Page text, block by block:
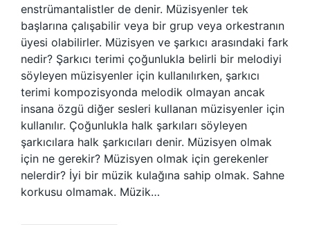
enstrümantalistler de denir. Müzisyenler tek
başlarına çalışabilir veya bir grup veya orkestranın
üyesi olabilirler. Müzisyen ve şarkıcı arasındaki fark
nedir? Şarkıcı terimi çoğunlukla belirli bir melodiyi
söyleyen müzisyenler için kullanılırken, şarkıcı
terimi kompozisyonda melodik olmayan ancak
insana özgü diğer sesleri kullanan müzisyenler için
kullanılır. Çoğunlukla halk şarkıları söyleyen
şarkıcılara halk şarkıcıları denir. Müzisyen olmak
için ne gerekir? Müzisyen olmak için gerekenler
nelerdir? İyi bir müzik kulağına sahip olmak. Sahne
korkusu olmamak. Müzik…